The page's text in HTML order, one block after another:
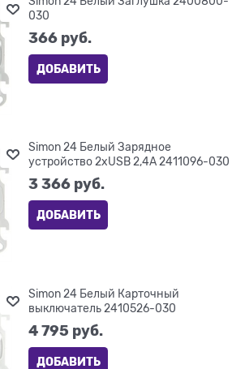
030
366 руб.
ДОБАВИТЬ
Simon 24 Белый Зарядное
устройство 2хUSB 2,4A 2411096-030
3 366 руб.
ДОБАВИТЬ
Simon 24 Белый Карточный
выключатель 2410526-030
4 795 руб.
ДОБАВИТЬ